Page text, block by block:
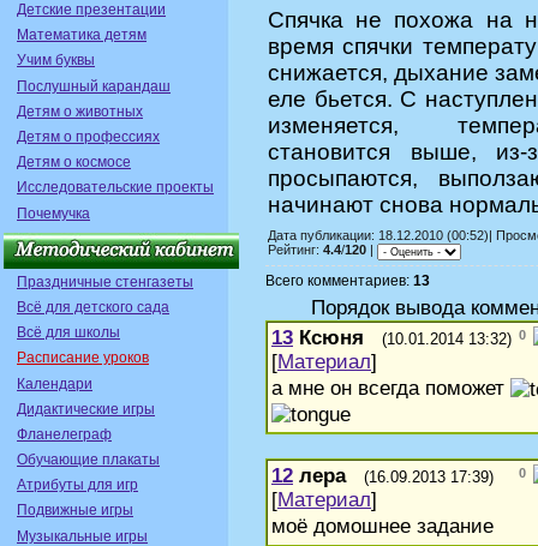
Детские презентации
Математика детям
Учим буквы
Послушный карандаш
Детям о животных
Детям о профессиях
Детям о космосе
Исследовательские проекты
Почемучка
Праздничные стенгазеты
Всё для детского сада
Всё для школы
Расписание уроков
Календари
Дидактические игры
Фланелеграф
Обучающие плакаты
Атрибуты для игр
Подвижные игры
Музыкальные игры
Спячка не похожа на
время спячки
снижается, дыхание
еле бьется. С
изменяется,
становится выше, из-
просыпаются,
начинают снова
Дата публикации: 18.12.2010 (00:52)|
Рейтинг: 4.4/120
Всего комментариев: 13
Порядок вывода
0
13 Ксюня (10.01.2014 13:32)
[Материал]
а мне он всегда поможет
0
12 лера (16.09.2013 17:39)
[Материал]
моё домошнее задание